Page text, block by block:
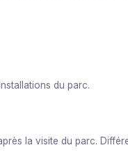
du parc.
la visite du parc.